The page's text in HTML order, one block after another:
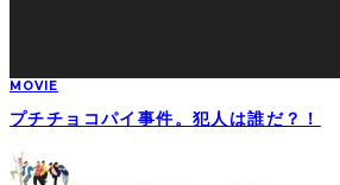
MOVIE
プチチョコパイ事件。犯人は誰だ？！